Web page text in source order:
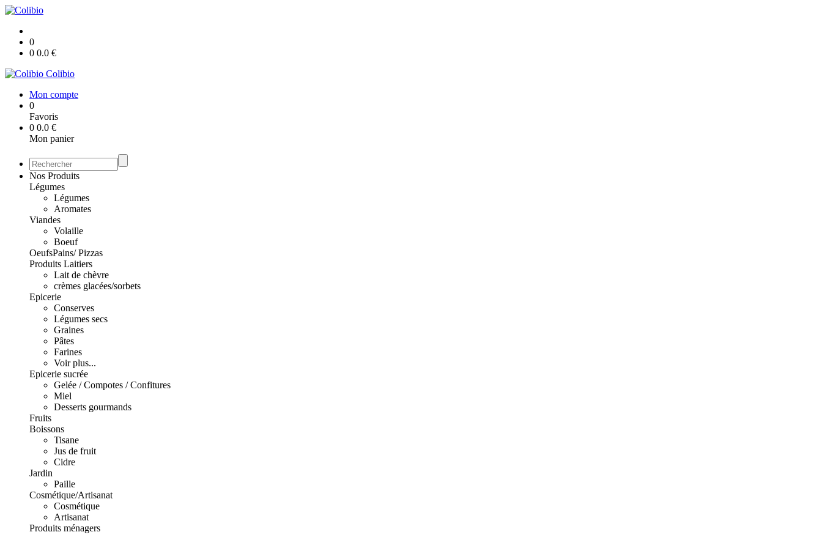
0
0 0.0 €
Colibio
Mon compte
0
Favoris
0 0.0 €
Mon panier
Nos Produits
Légumes
Légumes
Aromates
Viandes
Volaille
Boeuf
OeufsPains/ Pizzas
Produits Laitiers
Lait de chèvre
crèmes glacées/sorbets
Epicerie
Conserves
Légumes secs
Graines
Pâtes
Farines
Voir plus...
Epicerie sucrée
Gelée / Compotes / Confitures
Miel
Desserts gourmands
Fruits
Boissons
Tisane
Jus de fruit
Cidre
Jardin
Paille
Cosmétique/Artisanat
Cosmétique
Artisanat
Produits ménagers